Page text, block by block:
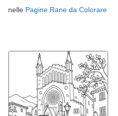
nelle Pagine Rane da Colorare